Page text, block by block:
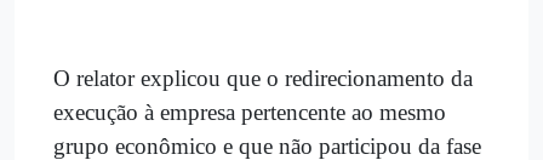
O relator explicou que o redirecionamento da
execução à empresa pertencente ao mesmo
grupo econômico e que não participou da fase